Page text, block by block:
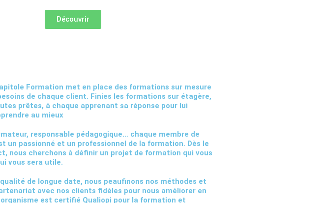
Découvrir
Formation met en place des formations sur mesure
de chaque client. Finies les formations sur étagère,
prêtes, à chaque apprenant sa réponse pour lui
au mieux
responsable pédagogique… chaque membre de
un passionné et un professionnel de la formation. Dès le
nous cherchons à définir un projet de formation qui vous
vous sera utile.
de longue date, nous peaufinons nos méthodes et
avec nos clients fidèles pour nous améliorer en
est certifié Qualiopi pour la formation et